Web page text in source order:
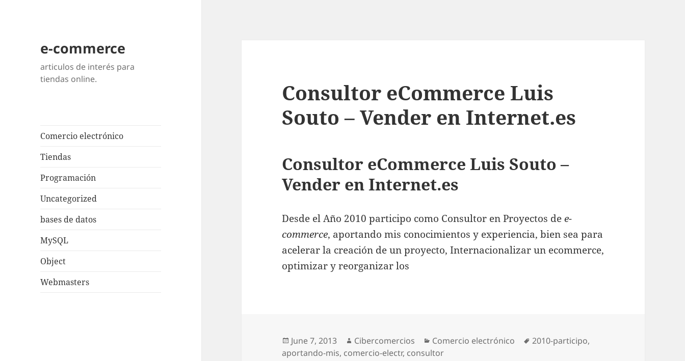
e-commerce
articulos de interés para
tiendas online.
Comercio electrónico
Tiendas
Programación
Uncategorized
bases de datos
MySQL
Object
Webmasters
Consultor eCommerce Luis
Souto – Vender en Internet.es
Consultor eCommerce Luis Souto –
Vender en Internet.es
Desde el Año 2010 participo como Consultor en Proyectos dee-
commerce, aportando mis conocimientos y experiencia, bien sea para
acelerar la creación de un proyecto, Internacionalizar un ecommerce,
optimizar y reorganizar los
Posted
on
June 7, 2013 Author
Cibercomercios Categories
Comercio electrónico Tags
2010-participo,
aportando-mis, comercio-electr, consultor